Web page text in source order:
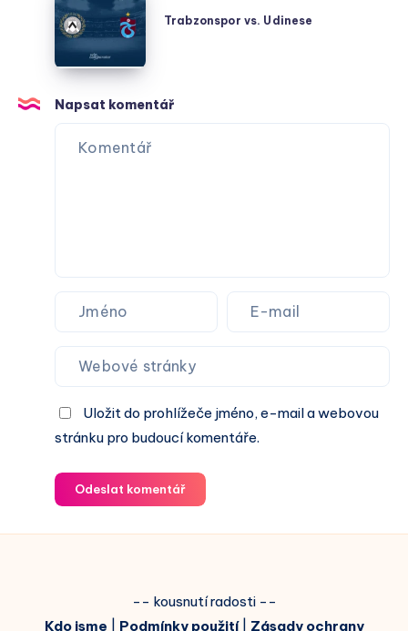
vs.
Udinese
Trabzonspor vs. Udinese
Napsat komentář
Uložit do prohlížeče jméno, e-mail a webovou
stránku pro budoucí komentáře.
Odeslat komentář
-- kousnutí radosti --
Kdo jsme
Podmínky použití| Zásady ochrany